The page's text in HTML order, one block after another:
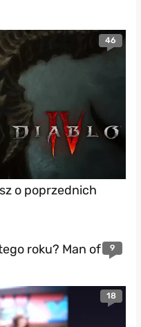
46
o poprzednich
9
roku? Man of
18